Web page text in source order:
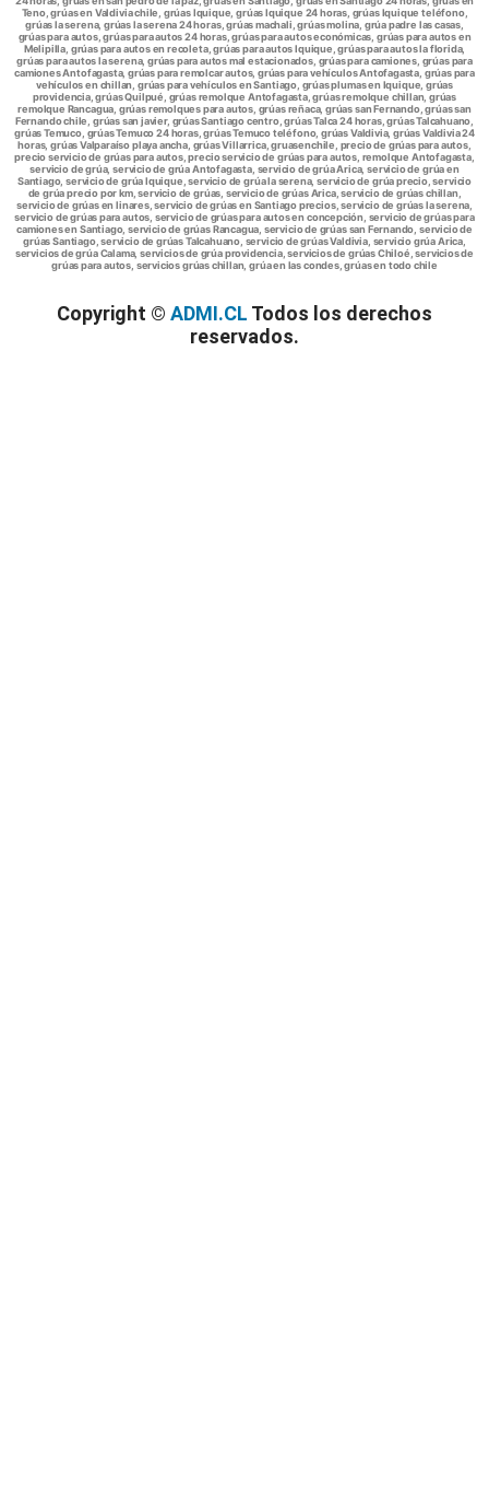
Teno, grúas en Valdivia chile, grúas Iquique, grúas Iquique 24 horas, grúas Iquique teléfono,
grúas la serena, grúas la serena 24 horas, grúas machali, grúas molina, grúa padre las casas,
grúas para autos, grúas para autos 24 horas, grúas para autos económicas, grúas para autos en
Melipilla, grúas para autos en recoleta, grúas para autos Iquique, grúas para autos la florida,
grúas para autos la serena, grúas para autos mal estacionados, grúas para camiones, grúas para
camiones Antofagasta, grúas para remolcar autos, grúas para vehículos Antofagasta, grúas para
vehículos en chillan, grúas para vehículos en Santiago, grúas plumas en Iquique, grúas
providencia, grúas Quilpué, grúas remolque Antofagasta, grúas remolque chillan, grúas
remolque Rancagua, grúas remolques para autos, grúas reñaca, grúas san Fernando, grúas san
Fernando chile, grúas san javier, grúas Santiago centro, grúas Talca 24 horas, grúas Talcahuano,
grúas Temuco, grúas Temuco 24 horas, grúas Temuco teléfono, grúas Valdivia, grúas Valdivia 24
horas, grúas Valparaíso playa ancha, grúas Villarrica, gruasenchile, precio de grúas para autos,
precio servicio de grúas para autos, precio servicio de grúas para autos, remolque Antofagasta,
servicio de grúa, servicio de grúa Antofagasta, servicio de grúa Arica, servicio de grúa en
Santiago, servicio de grúa Iquique, servicio de grúa la serena, servicio de grúa precio, servicio
de grúa precio por km, servicio de grúas, servicio de grúas Arica, servicio de grúas chillan,
servicio de grúas en linares, servicio de grúas en Santiago precios, servicio de grúas la serena,
servicio de grúas para autos, servicio de grúas para autos en concepción, servicio de grúas para
camiones en Santiago, servicio de grúas Rancagua, servicio de grúas san Fernando, servicio de
grúas Santiago, servicio de grúas Talcahuano, servicio de grúas Valdivia, servicio grúa Arica,
servicios de grúa Calama, servicios de grúa providencia, servicios de grúas Chiloé, servicios de
grúas para autos, servicios grúas chillan, grúa en las condes, grúas en todo chile
Copyright © ADMI.CL Todos los derechos
reservados.